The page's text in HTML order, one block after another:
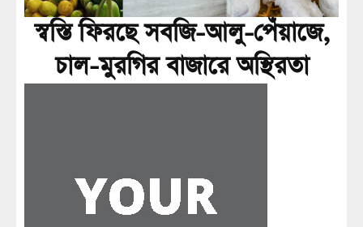
স্বস্তি ফিরছে সবজি-আলু-পেঁয়াজে,
চাল-মুরগির বাজারে অস্থিরতা